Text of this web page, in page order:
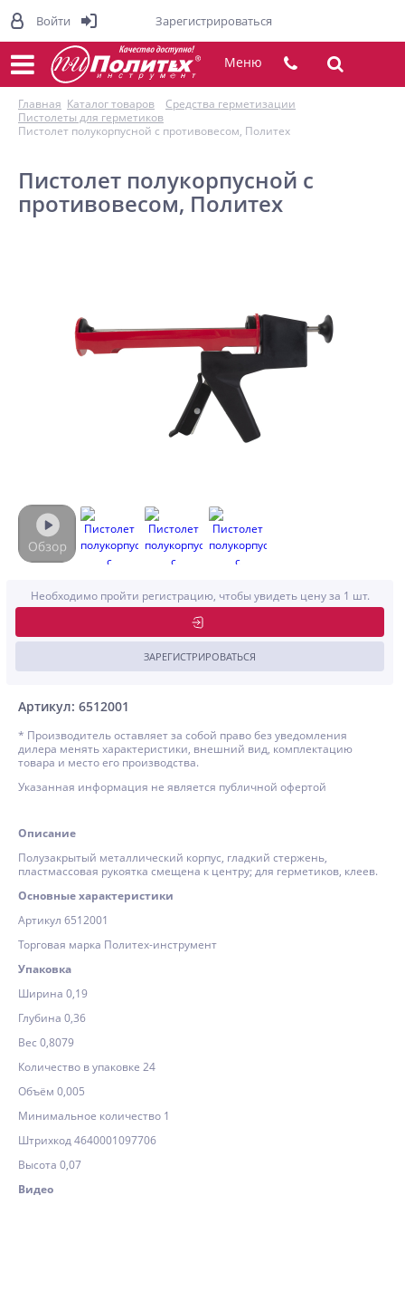
Меню
Главная Каталог товаров
Средства герметизации
Пистолеты для герметиков
Пистолет полукорпусной с противовесом, Политех
Пистолет полукорпусной с
противовесом, Политех
Артикул: 6512001
Необходимо пройти регистрацию, чтобы увидеть цену за 1 шт.
ЗАРЕГИСТРИРОВАТЬСЯ
* Производитель оставляет за собой право без уведомления
дилера менять характеристики, внешний вид, комплектацию
товара и место его производства.
Указанная информация не является публичной офертой
Описание
Полузакрытый металлический корпус, гладкий стержень,
пластмассовая рукоятка смещена к центру; для герметиков, клеев.
Основные характеристики
Артикул 6512001
Торговая марка Политех-инструмент
Упаковка
Ширина 0,19
Глубина 0,36
Вес 0,8079
Количество в упаковке 24
Объём 0,005
Минимальное количество 1
Штрихкод 4640001097706
Высота 0,07
Видео
Войти Зарегистрироваться